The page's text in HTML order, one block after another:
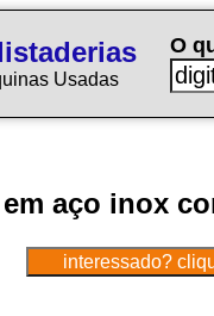
Usadas
O
aço inox